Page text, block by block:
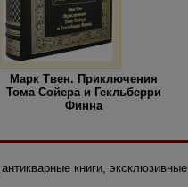
Марк Твен. Приключения
Тома Сойера и Гекльберри
Финна
книги, эксклюзивные